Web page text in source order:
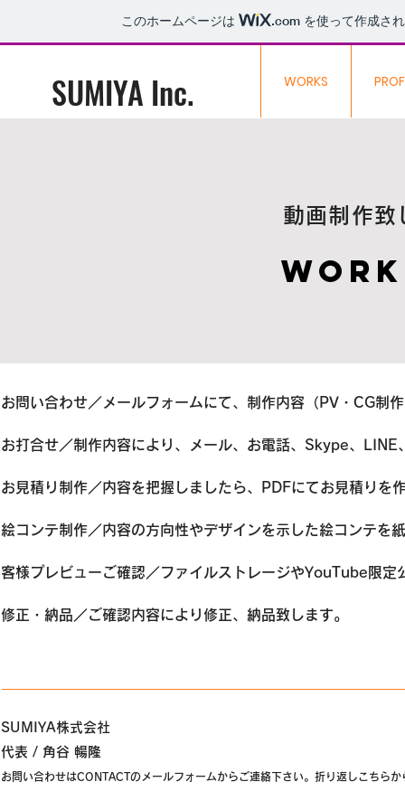
このホームページは .comを使って作成さ
SUMIYA Inc. WORKS
動画制作致
お問い合わせ／メールフォームにて、制作内容（PV・CG制
お打合せ／制作内容により、メール、お電話、Skype、LINE
お見積り制作／内容を把握しましたら、PDFにてお見積りを
絵コンテ制作／内容の方向性やデザインを示した絵コンテ
客様プレビューご確認／ファイルストレージやYouTube限定
​修正・納品／ご確認内容により修正、納品致します。
SUMIYA株式会社
代表 / 角谷 暢隆
お問い合わせはCONTACTのメールフォームからご連絡下さい。折り返しこちら